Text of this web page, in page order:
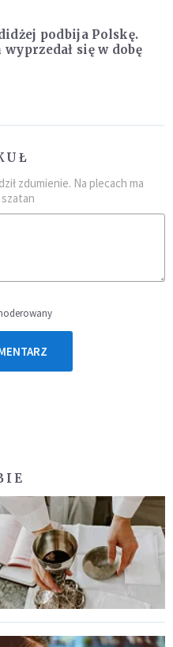
podbija Polskę.
wyprzedał się w dobę
zdumienie. Na plecach ma